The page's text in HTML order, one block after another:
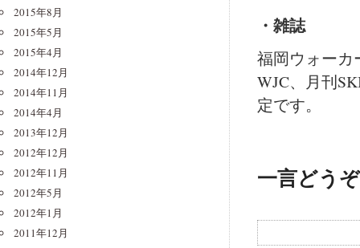
・雑誌
福岡ウォーカ
WJC、月刊
定です。
一言どうぞ
2015年8月
2015年5月
2015年4月
2014年12月
2014年11月
2014年4月
2013年12月
2012年12月
2012年11月
2012年5月
2012年1月
2011年12月